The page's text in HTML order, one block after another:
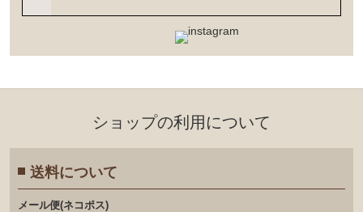
ショップの利⽤について
送料について
メール便(ネコポス)